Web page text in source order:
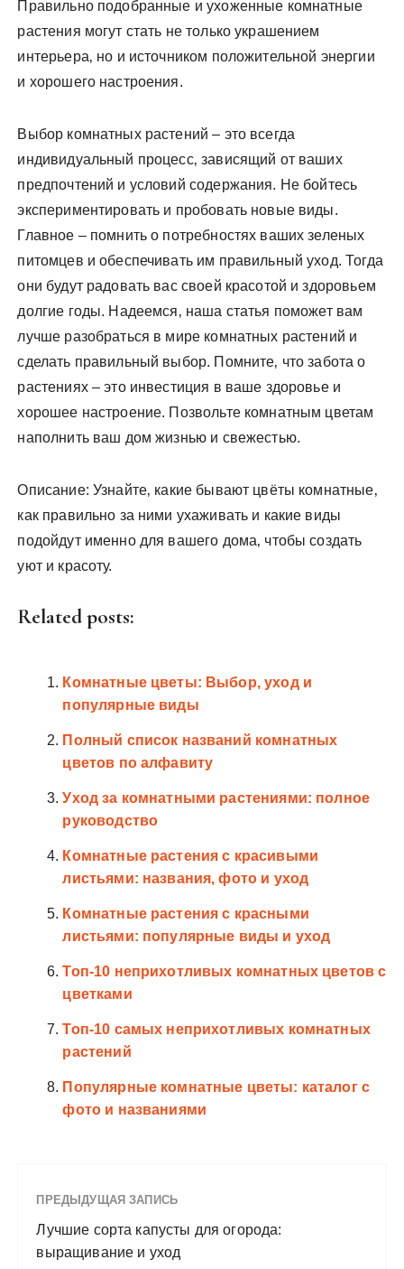
Правильно подобранные и ухоженные комнатные
растения могут стать не только украшением
интерьера‚ но и источником положительной энергии
и хорошего настроения.
Выбор комнатных растений – это всегда
индивидуальный процесс‚ зависящий от ваших
предпочтений и условий содержания. Не бойтесь
экспериментировать и пробовать новые виды.
Главное – помнить о потребностях ваших зеленых
питомцев и обеспечивать им правильный уход. Тогда
они будут радовать вас своей красотой и здоровьем
долгие годы. Надеемся‚ наша статья поможет вам
лучше разобраться в мире комнатных растений и
сделать правильный выбор. Помните‚ что забота о
растениях – это инвестиция в ваше здоровье и
хорошее настроение. Позвольте комнатным цветам
наполнить ваш дом жизнью и свежестью.
Описание: Узнайте‚ какие бывают цвёты комнатные‚
как правильно за ними ухаживать и какие виды
подойдут именно для вашего дома‚ чтобы создать
уют и красоту.
Related posts:
Комнатные цветы: Выбор, уход и
популярные виды
Полный список названий комнатных
цветов по алфавиту
Уход за комнатными растениями: полное
руководство
Комнатные растения с красивыми
листьями: названия, фото и уход
Комнатные растения с красными
листьями: популярные виды и уход
Топ-10 неприхотливых комнатных цветов с
цветками
Топ-10 самых неприхотливых комнатных
растений
Популярные комнатные цветы: каталог с
фото и названиями
ПРЕДЫДУЩАЯ ЗАПИСЬ
Лучшие сорта капусты для огорода:
выращивание и уход